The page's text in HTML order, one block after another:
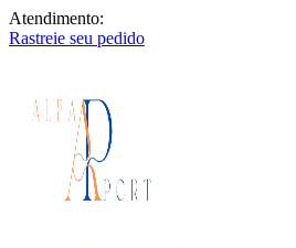
Atendimento:
Rastreie seu pedido